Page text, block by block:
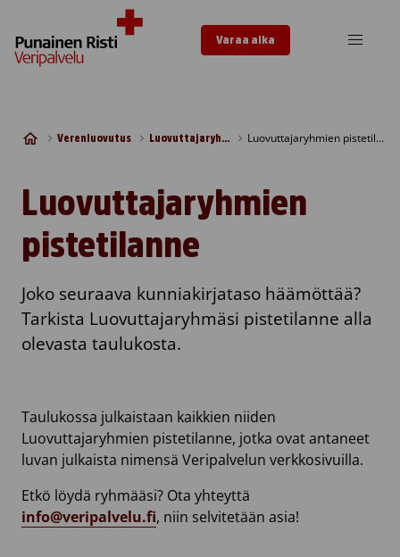
Varaa aika
Verenluovutus Luovuttajaryhmät Luovuttajaryhmien pistetilanne
Luovuttajaryhmien
pistetilanne
Joko seuraava kunniakirjataso häämöttää?
Tarkista Luovuttajaryhmäsi pistetilanne alla
olevasta taulukosta.
Taulukossa julkaistaan kaikkien niiden
Luovuttajaryhmien pistetilanne, jotka ovat antaneet
luvan julkaista nimensä Veripalvelun verkkosivuilla.
Etkö löydä ryhmääsi? Ota yhteyttä
info@veripalvelu.fi, niin selvitetään asia!